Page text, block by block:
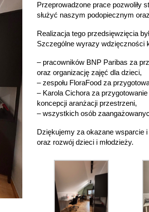
Przeprowadzone prace pozwoliły
służyć naszym podopiecznym
Realizacja tego przedsięwzięcia
Szczególne wyrazy wdzięczności
– pracowników BNP Paribas za
oraz organizację zajęć dla dzieci,
– zespołu FloraFood za
– Karola Cichora za
koncepcji aranżacji przestrzeni,
– wszystkich osób
Dziękujemy za okazane wsparcie
oraz rozwój dzieci i młodzieży.